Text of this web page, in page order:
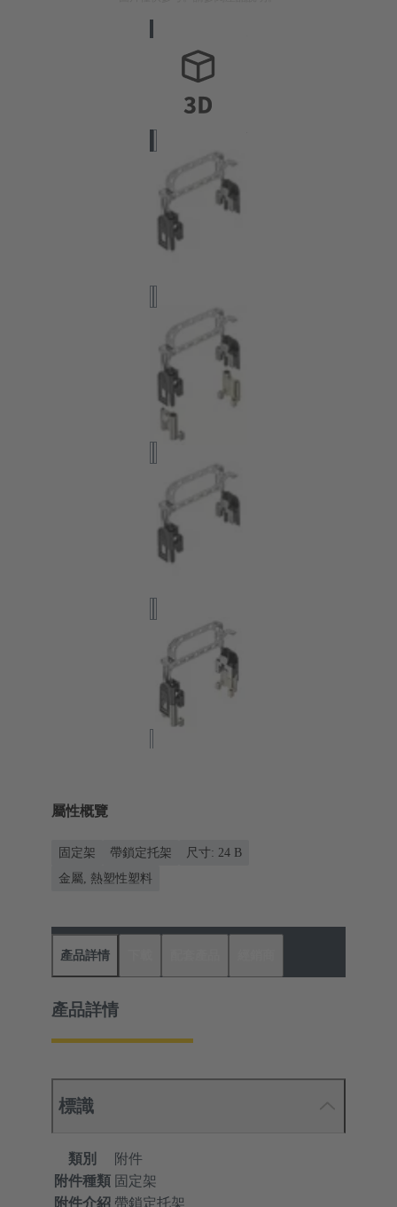
屬性概覽
固定架 帶鎖定托架
尺寸: 24 B
金屬, 熱塑性塑料
產品詳情
產品詳情
標識
類別
附件
附件種類 固定架
附件介紹 帶鎖定托架